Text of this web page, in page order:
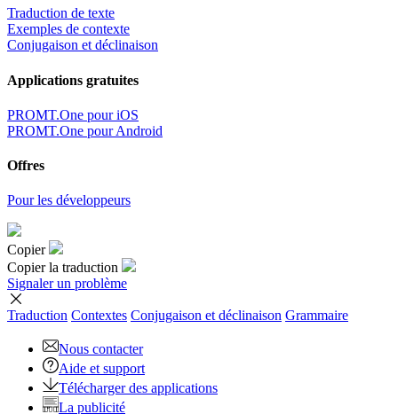
Traduction de texte
Exemples de contexte
Conjugaison et déclinaison
Applications gratuites
PROMT.One pour iOS
PROMT.One pour Android
Offres
Pour les développeurs
Copier
Copier la traduction
Signaler un problème
Traduction Contextes Conjugaison et déclinaison Grammaire
Nous contacter
Aide et support
Télécharger des applications
La publicité